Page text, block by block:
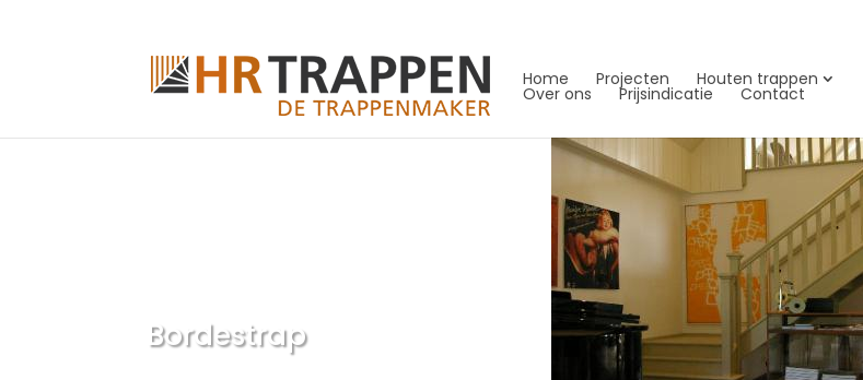
Home Projecten Houten trappen
Over ons Prijsindicatie Contact
Bordestrap